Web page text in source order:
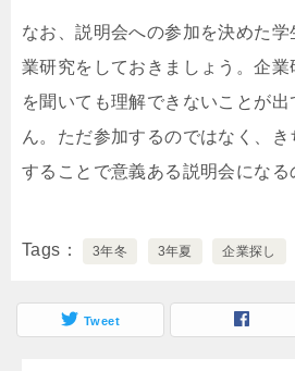
なお、説明会への参加を決めた
業研究をしておきましょう。企業
を聞いても理解できないことが
ん。ただ参加するのではなく、
することで意義ある説明会になる
Tags 3年冬 3年夏 企業探し
Tweet